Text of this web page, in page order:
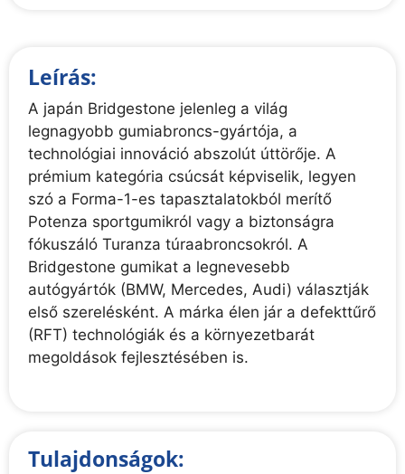
Leírás:
A japán Bridgestone jelenleg a világ
legnagyobb gumiabroncs-gyártója, a
technológiai innováció abszolút úttörője. A
prémium kategória csúcsát képviselik, legyen
szó a Forma-1-es tapasztalatokból merítő
Potenza sportgumikról vagy a biztonságra
fókuszáló Turanza túraabroncsokról. A
Bridgestone gumikat a legnevesebb
autógyártók (BMW, Mercedes, Audi) választják
első szerelésként. A márka élen jár a defekttűrő
(RFT) technológiák és a környezetbarát
megoldások fejlesztésében is.
Tulajdonságok: